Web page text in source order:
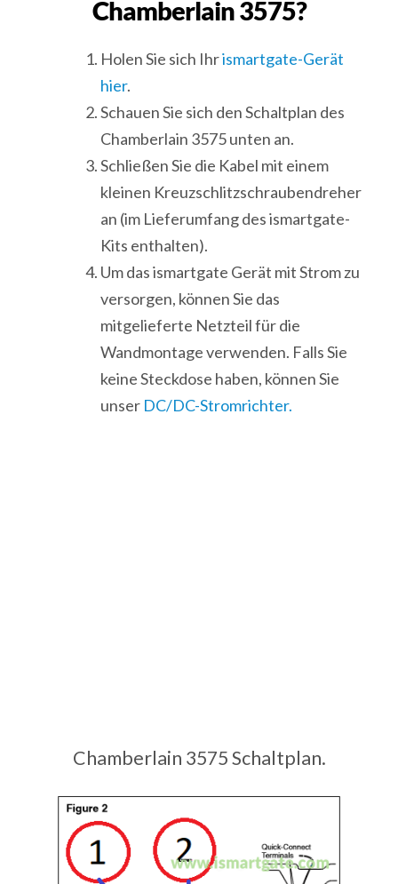
Chamberlain 3575?
Holen Sie sich Ihrismartgate-Gerät
hier.
Schauen Sie sich den Schaltplan des
Chamberlain 3575 unten an.
Schließen Sie die Kabel mit einem
kleinen Kreuzschlitzschraubendreher
an (im Lieferumfang des ismartgate-
Kits enthalten).
Um das ismartgate Gerät mit Strom zu
versorgen, können Sie das
mitgelieferte Netzteil für die
Wandmontage verwenden. Falls Sie
keine Steckdose haben, können Sie
unser DC/DC-Stromrichter.
Chamberlain 3575 Schaltplan.